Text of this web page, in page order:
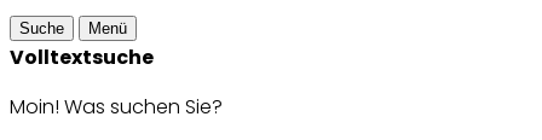
Suche Menü
Volltextsuche
Moin! Was suchen Sie?